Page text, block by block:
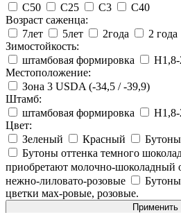
С50
С25 С3
С40
Возраст саженца:
7лет
5лет 2года 2 года
Зимостойкость:
штамбовая формировка
Н1,8-
Местоположение:
Зона 3 USDA (-34,5 / -39,9)
Штамб:
штамбовая формировка
Н1,8-
Цвет:
Зеленый
Красный
Бутоны оттенка темного
приобретают молочно-шоколадный
нежно-лиловато-розовые
цветки мах-ровые, розовые.
Применить